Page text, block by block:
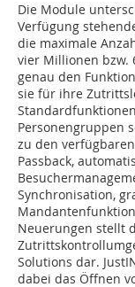
Die Module
Verfügung
die maximale
vier Millionen bzw.
genau den
sie für ihre
Personengruppen
zu den
Passback,
Synchronisation,
Neuerungen stellt
Solutions dar.
dabei das Öffnen